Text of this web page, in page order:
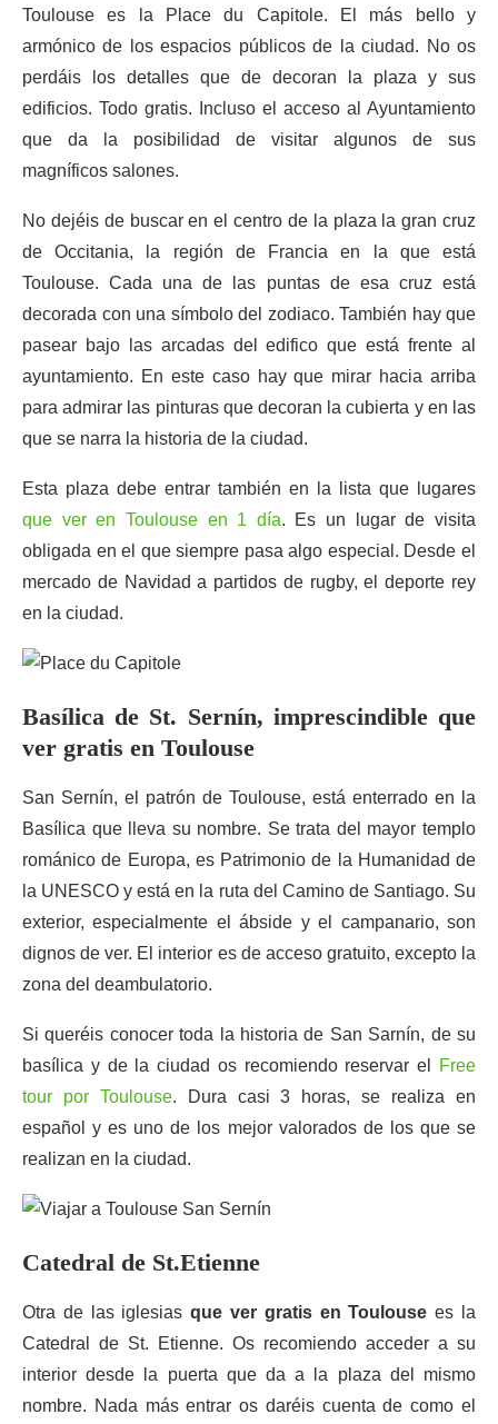
Toulouse es la Place du Capitole. El más bello y
armónico de los espacios públicos de la ciudad. No os
perdáis los detalles que de decoran la plaza y sus
edificios. Todo gratis. Incluso el acceso al Ayuntamiento
que da la posibilidad de visitar algunos de sus
magníficos salones.
No dejéis de buscar en el centro de la plaza la gran cruz
de Occitania, la región de Francia en la que está
Toulouse. Cada una de las puntas de esa cruz está
decorada con una símbolo del zodiaco. También hay que
pasear bajo las arcadas del edifico que está frente al
ayuntamiento. En este caso hay que mirar hacia arriba
para admirar las pinturas que decoran la cubierta y en las
que se narra la historia de la ciudad.
Esta plaza debe entrar también en la lista que lugares
que ver en Toulouse en 1 día. Es un lugar de visita
obligada en el que siempre pasa algo especial. Desde el
mercado de Navidad a partidos de rugby, el deporte rey
en la ciudad.
Basílica de St. Sernín, imprescindible que
ver gratis en Toulouse
San Sernín, el patrón de Toulouse, está enterrado en la
Basílica que lleva su nombre. Se trata del mayor templo
románico de Europa, es Patrimonio de la Humanidad de
la UNESCO y está en la ruta del Camino de Santiago. Su
exterior, especialmente el ábside y el campanario, son
dignos de ver. El interior es de acceso gratuito, excepto la
zona del deambulatorio.
Si queréis conocer toda la historia de San Sarnín, de su
basílica y de la ciudad os recomiendo reservar el
Free
tour por Toulouse. Dura casi 3 horas, se realiza en
español y es uno de los mejor valorados de los que se
realizan en la ciudad.
Catedral de St.Etienne
Otra de las iglesiasque ver gratis en Toulouse es la
Catedral de St. Etienne. Os recomiendo acceder a su
interior desde la puerta que da a la plaza del mismo
nombre. Nada más entrar os daréis cuenta de como el